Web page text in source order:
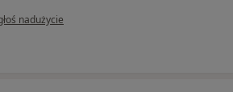
opinii użytkownika Konto zostało usunięte
nadużycie